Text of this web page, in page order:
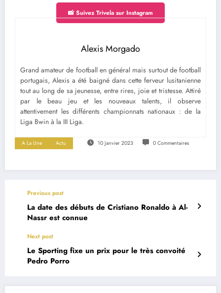
📸 Suivez Trivela sur Instagram
Alexis Morgado
Grand amateur de football en général mais surtout de football
portugais, Alexis a été baigné dans cette ferveur lusitanienne
tout au long de sa jeunesse, entre rires, joie et tristesse. Attiré
par le beau jeu et les nouveaux talents, il observe
attentivement les différents championnats nationaux : de la
Liga Bwin à la III Liga.
A La Une Actu 10 Janvier 2023 0 Commentaires
Previous post
La date des débuts de Cristiano Ronaldo à Al-
Nassr est connue
Next post
Le Sporting fixe un prix pour le très convoité
Pedro Porro